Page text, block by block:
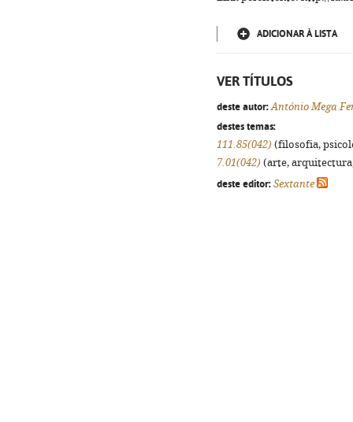
ADICIONAR À LISTA
VER TÍTULOS
deste autor: António Mega
destes temas:
111.85(042) (filosofia,
7.01(042) (arte,
deste editor: Sextante